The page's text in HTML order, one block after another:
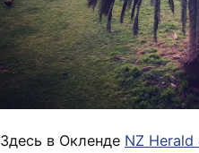
Здесь в Окленде NZ Herald